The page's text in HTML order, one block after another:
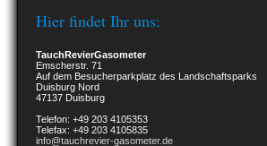
Hier findet Ihr uns:
TauchRevierGasometer
Emscherstr. 71
Auf dem Besucherparkplatz des Landschaftsparks
Duisburg Nord
47137 Duisburg
Telefon: +49 203 4105353
Telefax: +49 203 4105835
info@tauchrevier-gasometer.de